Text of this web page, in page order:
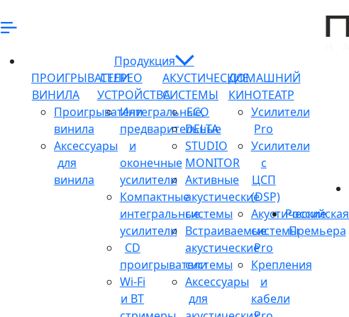
Продукция
ПРОИГРЫВАТЕЛИ
ВИНИЛА
Проигрыватели
винила
Аксессуары
для
винила
СТЕРЕО
УСТРОЙСТВА
Интегральные,
предварительные
и
оконечные
усилители
Компактные
интегральные
усилители
CD
проигрыватели
Wi-Fi
и BT
АКУСТИЧЕСКИЕ
СИСТЕМЫ
ECO
DELTA
STUDIO
MONITOR
Активные
акустические
системы
Встраиваемые
акустические
системы
Аксессуары
для
ДОМАШНИЙ
КИНОТЕАТР
Усилители
Pro
Усилители
с
ЦСП
(DSP)
Акустические
системы
Pro
Крепления
и
кабели
Российская
Премьера